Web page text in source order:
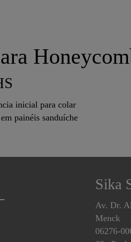
inicial para colar
painéis sanduíche
Sika
Av. Dr.
Menck
06276-